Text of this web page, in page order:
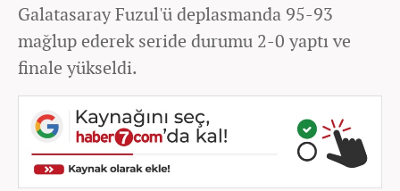
Galatasaray Fuzul'ü deplasmanda 95-93
mağlup ederek seride durumu 2-0 yaptı ve
finale yükseldi.